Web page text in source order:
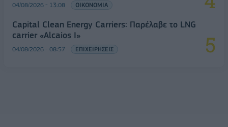
04/08/2026 - 13:08 ΟΙΚΟΝΟΜΙΑ
Capital Clean Energy Carriers: Παρέλαβε το LNG
carrier «Alcaios I»
04/08/2026 - 08:57 ΕΠΙΧΕΙΡΗΣΕΙΣ